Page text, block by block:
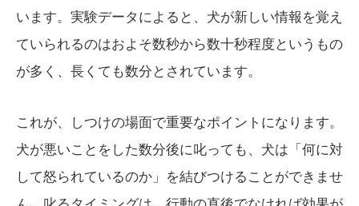
います。実験データによると、犬が新しい情報を覚え
ていられるのはおよそ数秒から数十秒程度というもの
が多く、長くても数分とされています。
これが、しつけの場面で重要なポイントになります。
犬が悪いことをした数分後に叱っても、犬は「何に対
して怒られているのか」を結びつけることができませ